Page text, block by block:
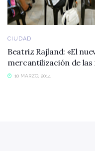
CIUDAD
Beatriz Rajland: «El
mercantilización de las
10 MARZO, 2014